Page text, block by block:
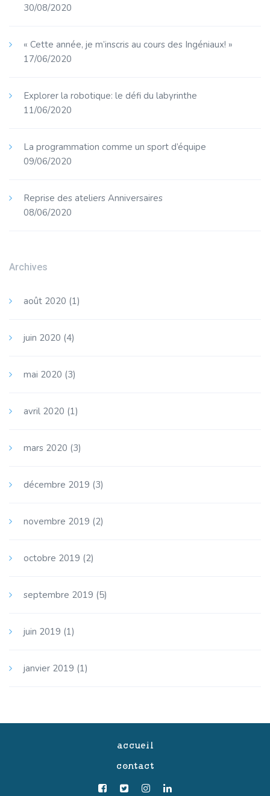
30/08/2020
« Cette année, je m’inscris au cours des Ingéniaux! »
17/06/2020
Explorer la robotique: le défi du labyrinthe
11/06/2020
La programmation comme un sport d’équipe
09/06/2020
Reprise des ateliers Anniversaires
08/06/2020
Archives
août 2020 (1)
juin 2020 (4)
mai 2020 (3)
avril 2020 (1)
mars 2020 (3)
décembre 2019 (3)
novembre 2019 (2)
octobre 2019 (2)
septembre 2019 (5)
juin 2019 (1)
janvier 2019 (1)
accueil
contact